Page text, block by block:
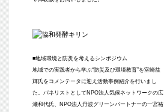
■地域環境と防災を考えるシンポジウム
地域での実践者から学ぶ“防災及び環境教育”を室崎益
輝氏 をコメンテータに迎え活動事例紹介を行いまし
た。パネリストとして NPO法人気候ネットワークの広
瀬和代氏、 NPO法人丹波グリーンパートナーの一宮祐